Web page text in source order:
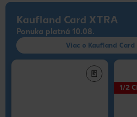
Kaufland Card XTRA
Ponuka platná 10.08.
Viac o Kaufland Card
1/2